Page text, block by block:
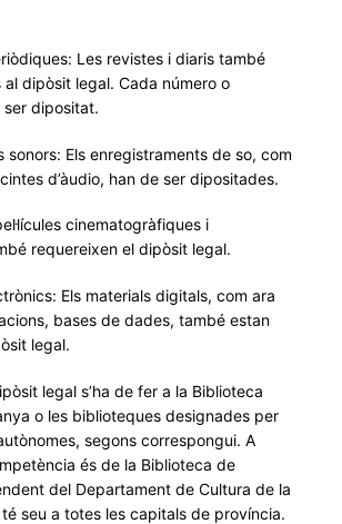
Les revistes i diaris també
dipòsit legal. Cada número o
dipositat.
sonors: Els enregistraments de so, com
d’àudio, han de ser dipositades.
cinematogràfiques i
requereixen el dipòsit legal.
Els materials digitals, com ara
bases de dades, també estan
legal.
legal s’ha de fer a la Biblioteca
o les biblioteques designades per
segons correspongui. A
és de la Biblioteca de
del Departament de Cultura de la
seu a totes les capitals de província.